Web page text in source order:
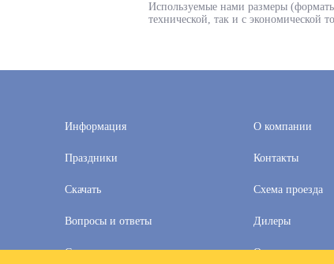
Используемые нами размеры
технической, так и с экономической
Информация
Праздники
Скачать
Вопросы и ответы
Скидки
О компании
Контакты
Схема проезда
Дилеры
Оплата и